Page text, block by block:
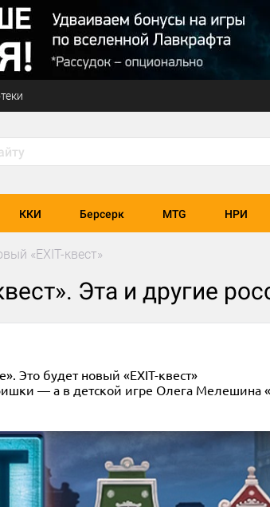
ККИ Берсерк MTG НРИ
«EXIT-квест»
Эта и другие
Это будет новый «EXIT-квест»
— а в детской игре Олега Мелешина